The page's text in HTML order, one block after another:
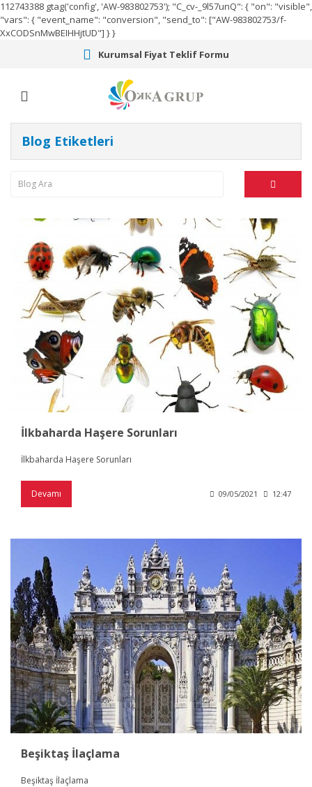
112743388 gtag('config', 'AW-983802753'); "C_cv-_9l57unQ": { "on": "visible",
"vars": { "event_name": "conversion", "send_to": ["AW-983802753/f-
XxCODSnMwBEIHHjtUD"] } }
Kurumsal Fiyat Teklif Formu
Blog Etiketleri
İlkbaharda Haşere Sorunları
İlkbaharda Haşere Sorunları
Devamı 09/05/2021 12:47
Beşiktaş İlaçlama
Beşiktaş İlaçlama